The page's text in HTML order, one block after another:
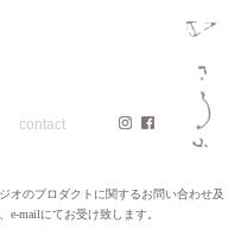
contact
オのプロダクトに関するお問い合わせ及
mailにてお受け致します。